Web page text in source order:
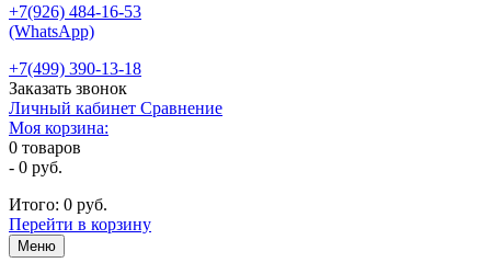
+7(926) 484-16-53
(WhatsApp)
+7(499) 390-13-18
Заказать звонок
Личный кабинет Сравнение
Моя корзина:
0 товаров
- 0 руб.
Итого: 0 руб.
Перейти в корзину
Меню